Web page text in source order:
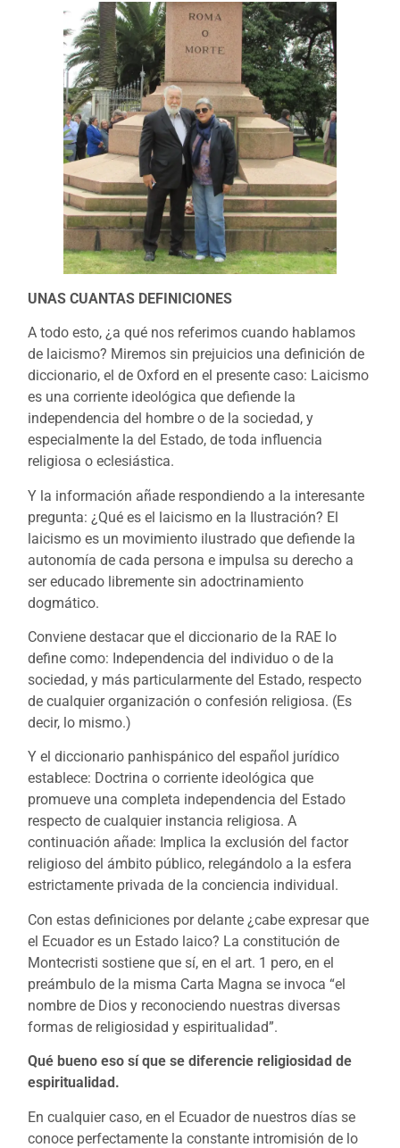
UNAS CUANTAS DEFINICIONES
A todo esto, ¿a qué nos referimos cuando hablamos
de laicismo? Miremos sin prejuicios una definición de
diccionario, el de Oxford en el presente caso: Laicismo
es una corriente ideológica que defiende la
independencia del hombre o de la sociedad, y
especialmente la del Estado, de toda influencia
religiosa o eclesiástica.
Y la información añade respondiendo a la interesante
pregunta: ¿Qué es el laicismo en la Ilustración? El
laicismo es un movimiento ilustrado que defiende la
autonomía de cada persona e impulsa su derecho a
ser educado libremente sin adoctrinamiento
dogmático.
Conviene destacar que el diccionario de la RAE lo
define como: Independencia del individuo o de la
sociedad, y más particularmente del Estado, respecto
de cualquier organización o confesión religiosa. (Es
decir, lo mismo.)
Y el diccionario panhispánico del español jurídico
establece: Doctrina o corriente ideológica que
promueve una completa independencia del Estado
respecto de cualquier instancia religiosa. A
continuación añade: Implica la exclusión del factor
religioso del ámbito público, relegándolo a la esfera
estrictamente privada de la conciencia individual.
Con estas definiciones por delante ¿cabe expresar que
el Ecuador es un Estado laico? La constitución de
Montecristi sostiene que sí, en el art. 1 pero, en el
preámbulo de la misma Carta Magna se invoca “el
nombre de Dios y reconociendo nuestras diversas
formas de religiosidad y espiritualidad”.
Qué bueno eso sí que se diferencie religiosidad de
espiritualidad.
En cualquier caso, en el Ecuador de nuestros días se
conoce perfectamente la constante intromisión de lo